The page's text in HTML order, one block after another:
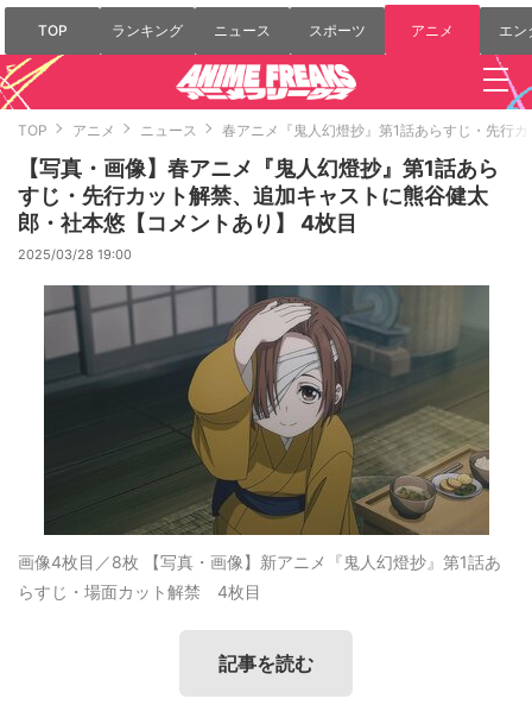
TOP ランキング ニュース スポーツ アニメ エン
TOP アニメ ニュース 春アニメ『鬼人幻燈抄』第1話あらすじ・先行
【写真・画像】春アニメ『鬼人幻燈抄』第1話あら
すじ・先行カット解禁、追加キャストに熊谷健太
郎・社本悠【コメントあり】 4枚目
2025/03/28 19:00
画像4枚目／8枚 【写真・画像】新アニメ『鬼人幻燈抄』第1話あ
らすじ・場面カット解禁 4枚目
記事を読む